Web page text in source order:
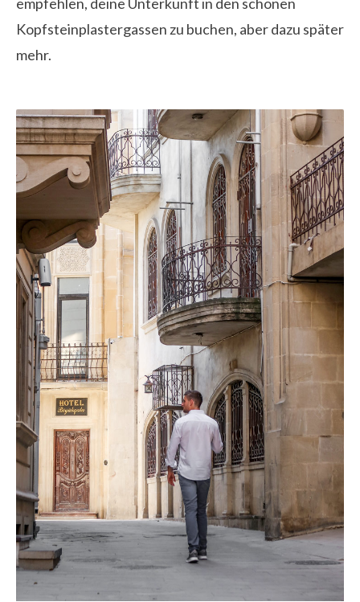
Kopfsteinplastergassen zu buchen, aber dazu später
mehr.